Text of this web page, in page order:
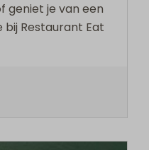
geniet je van een
bij Restaurant Eat